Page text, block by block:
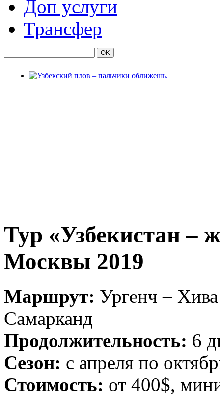
Доп услуги
Трансфер
Тур «Узбекистан –
Москвы 2019
Маршрут: Ургенч –
Самарканд
Продолжительность: 6
Сезон: с апреля по
Стоимость: от 400$,